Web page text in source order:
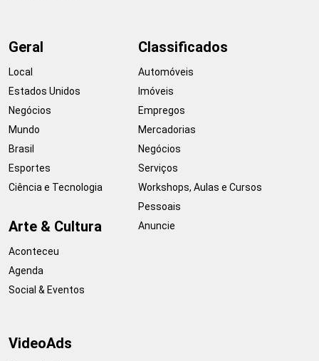
Geral
Local
Estados Unidos
Negócios
Mundo
Brasil
Esportes
Ciência e Tecnologia
Arte & Cultura
Aconteceu
Agenda
Social & Eventos
Classificados
Automóveis
Imóveis
Empregos
Mercadorias
Negócios
Serviços
Workshops, Aulas e Cursos
Pessoais
Anuncie
VideoAds